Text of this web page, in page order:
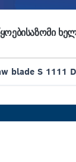
ᲡᲐᲖᲝᲛᲘ
blade S 1111